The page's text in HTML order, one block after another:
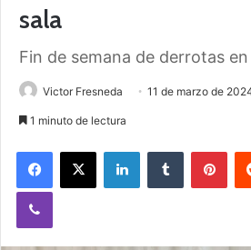
sala
Fin de semana de derrotas en
Victor Fresneda 11 de marzo de
1 minuto de lectura